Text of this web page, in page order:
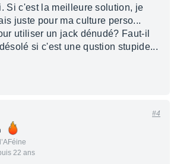
Si c'est la meilleure solution, je
juste pour ma culture perso...
utiliser un jack dénudé? Faut-il
si c'est une qustion stupide...
22 ans
#4